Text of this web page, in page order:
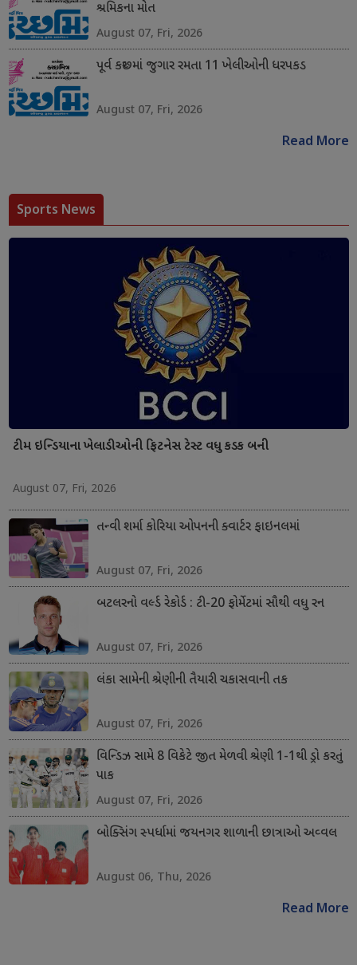
શ્રમિકના મોત
August 07, Fri, 2026
પૂર્વ કચ્છમાં જુગાર રમતા 11 ખેલીઓની ધરપકડ
August 07, Fri, 2026
Read More
Sports News
ટીમ ઇન્ડિયાના ખેલાડીઓની ફિટનેસ ટેસ્ટ વધુ કડક બની
August 07, Fri, 2026
તન્વી શર્મા કોરિયા ઓપનની ક્વાર્ટર ફાઇનલમાં
August 07, Fri, 2026
બટલરનો વર્લ્ડ રેકોર્ડ : ટી-20 ફોર્મેટમાં સૌથી વધુ રન
August 07, Fri, 2026
લંકા સામેની શ્રેણીની તૈયારી ચકાસવાની તક
August 07, Fri, 2026
વિન્ડિઝ સામે 8 વિકેટે જીત મેળવી શ્રેણી 1-1થી ડ્રો કરતું
પાક
August 07, Fri, 2026
બોક્સિંગ સ્પર્ધામાં જયનગર શાળાની છાત્રાઓ અવ્વલ
August 06, Thu, 2026
Read More